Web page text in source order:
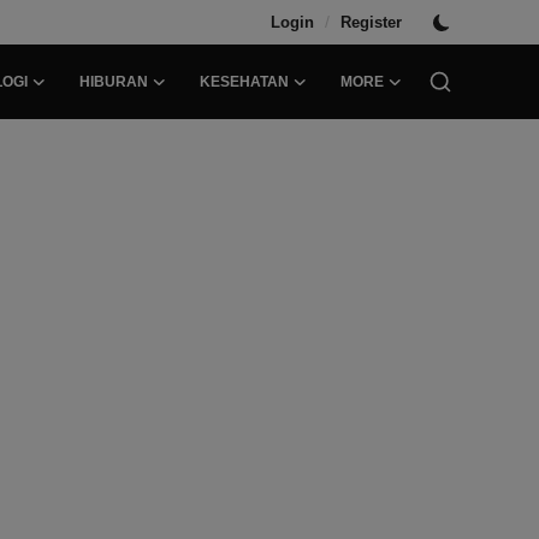
Login / Register
HIBURAN KESEHATAN MORE